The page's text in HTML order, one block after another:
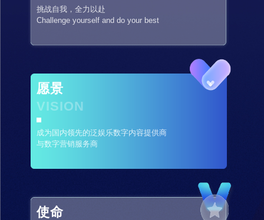
挑战自我，全力以赴
Challenge yourself and do your best
愿景
VISION
成为国内领先的泛娱乐数字内容提供商
与数字营销服务商
使命